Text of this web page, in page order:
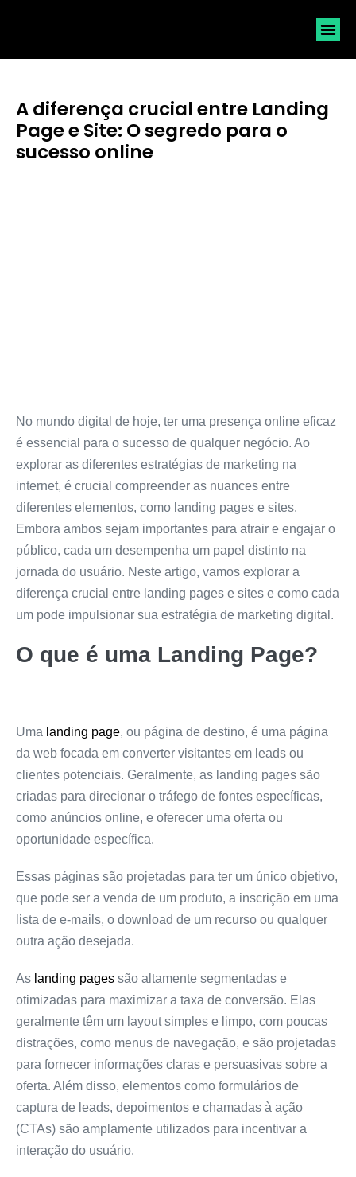
A diferença crucial entre Landing
Page e Site: O segredo para o
sucesso online
No mundo digital de hoje, ter uma presença online eficaz
é essencial para o sucesso de qualquer negócio. Ao
explorar as diferentes estratégias de marketing na
internet, é crucial compreender as nuances entre
diferentes elementos, como landing pages e sites.
Embora ambos sejam importantes para atrair e engajar o
público, cada um desempenha um papel distinto na
jornada do usuário. Neste artigo, vamos explorar a
diferença crucial entre landing pages e sites e como cada
um pode impulsionar sua estratégia de marketing digital.
O que é uma Landing Page?
Uma landing page, ou página de destino, é uma página
da web focada em converter visitantes em leads ou
clientes potenciais. Geralmente, as landing pages são
criadas para direcionar o tráfego de fontes específicas,
como anúncios online, e oferecer uma oferta ou
oportunidade específica.
Essas páginas são projetadas para ter um único objetivo,
que pode ser a venda de um produto, a inscrição em uma
lista de e-mails, o download de um recurso ou qualquer
outra ação desejada.
As landing pages são altamente segmentadas e
otimizadas para maximizar a taxa de conversão. Elas
geralmente têm um layout simples e limpo, com poucas
distrações, como menus de navegação, e são projetadas
para fornecer informações claras e persuasivas sobre a
oferta. Além disso, elementos como formulários de
captura de leads, depoimentos e chamadas à ação
(CTAs) são amplamente utilizados para incentivar a
interação do usuário.